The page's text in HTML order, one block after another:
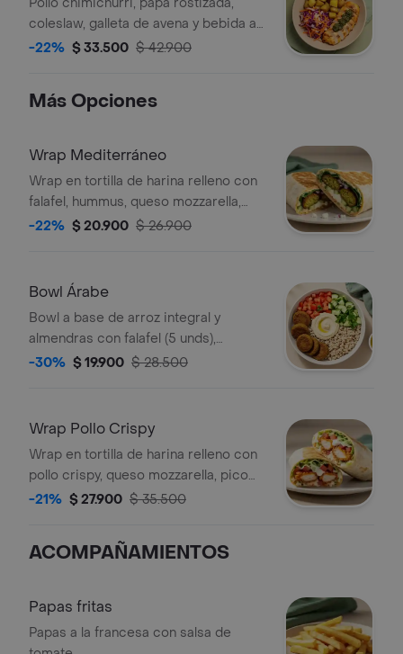
coleslaw, galleta de avena y bebida a
elección.
-22% $ 33.500 $ 42.900
Más Opciones
Wrap Mediterráneo
Wrap en tortilla de harina relleno con
falafel, hummus, queso mozzarella,
queso feta, espinaca, pepino, cebolla
-22% $ 20.900 $ 26.900
Bowl Árabe
Bowl a base de arroz integral y
almendras con falafel (5 unds),
hummus de garbanzo, tomate, pepino,
-30% $ 19.900 $ 28.500
Wrap Pollo Crispy
Wrap en tortilla de harina relleno con
pollo crispy, queso mozzarella, pico
de gallo, lechuga y salsa ranch.
-21% $ 27.900 $ 35.500
ACOMPAÑAMIENTOS
Papas fritas
Papas a la francesa con salsa de